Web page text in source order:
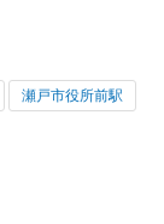
瀬戸市役所前駅